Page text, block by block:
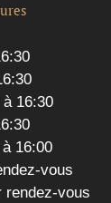
16:30
16:00
vous
rendez-vous